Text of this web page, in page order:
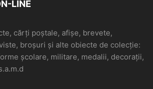
LINE
cărți poștale, afișe, brevete,
broșuri și alte obiecte de colecție:
școlare, militare, medalii, decorații,